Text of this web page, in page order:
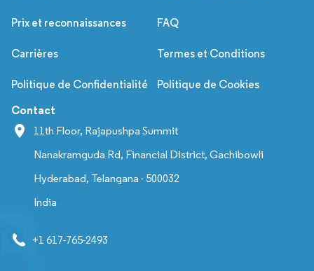
Prix et reconnaissances FAQ
Carrières Termes et Conditions
Politique de Confidentialité Politique de Cookies
Contact
11th Floor, Rajapushpa Summit
Nanakramguda Rd, Financial District, Gachibowli
Hyderabad, Telangana - 500032
India
+1 617-765-2493